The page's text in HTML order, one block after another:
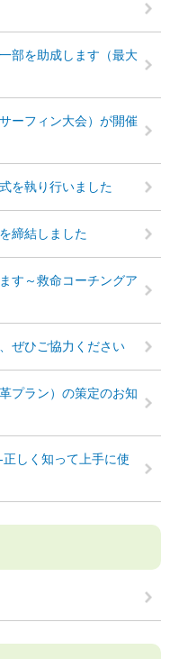
部を助成します（最大
ーフィン大会）が開催
を執り行いました
締結しました
す～救命コーチングア
ぜひご協力ください
プラン）の策定のお知
しく知って上手に使